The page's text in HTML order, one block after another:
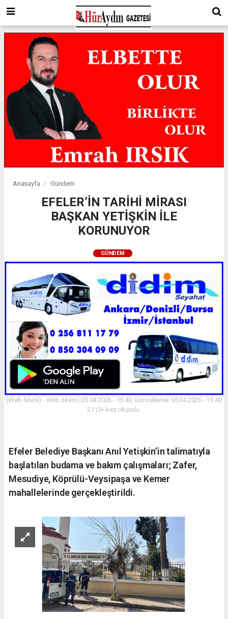
Anasayfa Gündem
EFELER’İN TARİHİ MİRASI
BAŞKAN YETİŞKİN İLE
KORUNUYOR
GÜNDEM
(Web Sitesi) - Web Sitesi | 05.04.2026 - 15:40, Güncelleme: 05.04.2026 - 15:40
2113+ kez okundu.
Efeler Belediye Başkanı Anıl Yetişkin’in talimatıyla
başlatılan budama ve bakım çalışmaları; Zafer,
Mesudiye, Köprülü-Veysipaşa ve Kemer
mahallelerinde gerçekleştirildi.